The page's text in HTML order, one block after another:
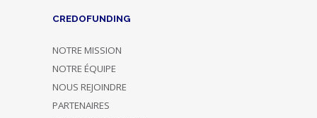
CREDOFUNDING
NOTRE MISSION
NOTRE ÉQUIPE
NOUS REJOINDRE
PARTENAIRES